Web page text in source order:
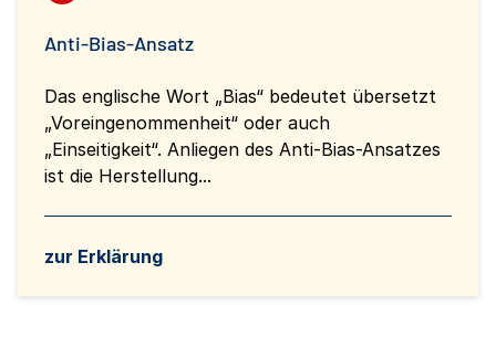
Anti-Bias-Ansatz
Das englische Wort „Bias“ bedeutet übersetzt
„Voreingenommenheit“ oder auch
„Einseitigkeit“. Anliegen des Anti-Bias-Ansatzes
ist die Herstellung...
zur Erklärung